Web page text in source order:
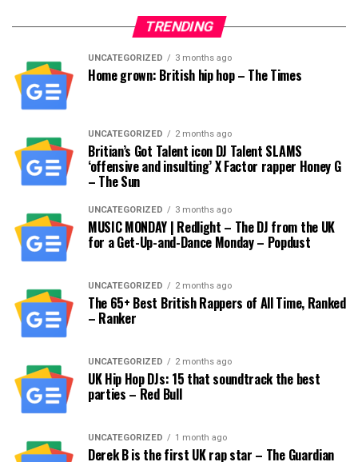
TRENDING
UNCATEGORIZED 3 months ago
Home grown: British hip hop – The Times
UNCATEGORIZED 2 months ago
Britian’s Got Talent icon DJ Talent SLAMS
‘offensive and insulting’ X Factor rapper Honey G
– The Sun
UNCATEGORIZED 3 months ago
MUSIC MONDAY | Redlight – The DJ from the UK
for a Get-Up-and-Dance Monday – Popdust
UNCATEGORIZED 2 months ago
The 65+ Best British Rappers of All Time, Ranked
– Ranker
UNCATEGORIZED 2 months ago
UK Hip Hop DJs: 15 that soundtrack the best
parties – Red Bull
UNCATEGORIZED 1 month ago
Derek B is the first UK rap star – The Guardian